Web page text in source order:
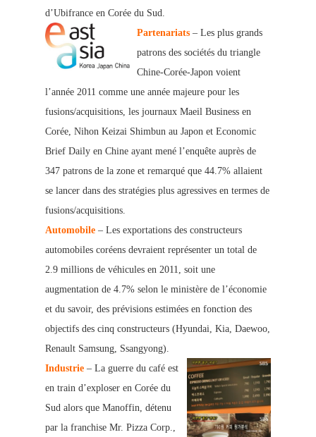
d’Ubifrance en Corée du Sud.
Partenariats – Les plus grands
patrons des sociétés du triangle
Chine-Corée-Japon voient
l’année 2011 comme une année majeure pour les
fusions/acquisitions, les journaux Maeil Business en
Corée, Nihon Keizai Shimbun au Japon et Economic
Brief Daily en Chine ayant mené l’enquête auprès de
347 patrons de la zone et remarqué que 44.7% allaient
se lancer dans des stratégies plus agressives en termes de
fusions/acquisitions.
Automobile – Les exportations des constructeurs
automobiles coréens devraient représenter un total de
2.9 millions de véhicules en 2011, soit une
augmentation de 4.7% selon le ministère de l’économie
et du savoir, des prévisions estimées en fonction des
objectifs des cinq constructeurs (Hyundai, Kia, Daewoo,
Renault Samsung, Ssangyong).
Industrie – La guerre du café est
en train d’exploser en Corée du
Sud alors que Manoffin, détenu
par la franchise Mr. Pizza Corp.,